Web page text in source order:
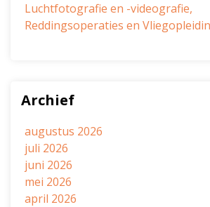
Luchtfotografie en -videografie,
Reddingsoperaties en
Archief
augustus 2026
juli 2026
juni 2026
mei 2026
april 2026